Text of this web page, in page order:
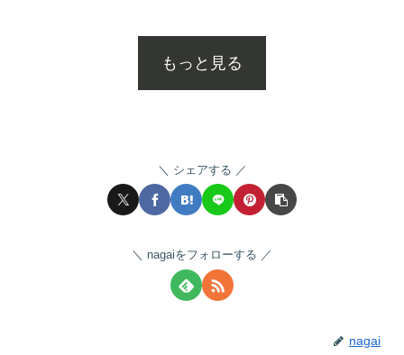
もっと見る
シェアする
nagaiをフォローする
nagai